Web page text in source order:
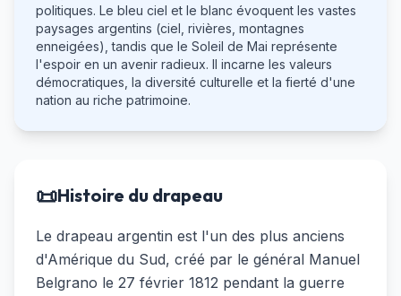
politiques. Le bleu ciel et le blanc évoquent les vastes
paysages argentins (ciel, rivières, montagnes
enneigées), tandis que le Soleil de Mai représente
l'espoir en un avenir radieux. Il incarne les valeurs
démocratiques, la diversité culturelle et la fierté d'une
nation au riche patrimoine.
📜Histoire du drapeau
Le drapeau argentin est l'un des plus anciens
d'Amérique du Sud, créé par le général Manuel
Belgrano le 27 février 1812 pendant la guerre